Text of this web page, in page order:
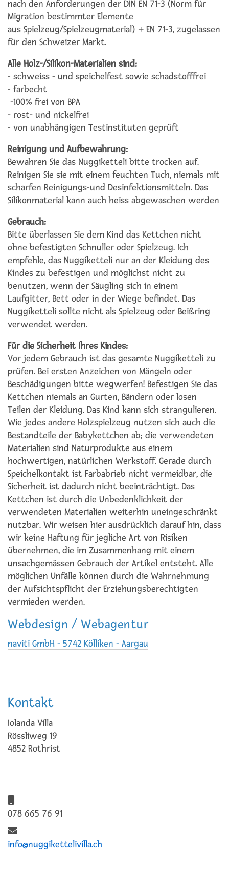
nach den Anforderungen der DIN EN 71-3 (Norm für
Migration bestimmter Elemente
aus Spielzeug/Spielzeugmaterial) + EN 71-3, zugelassen
für den Schweizer Markt.
Alle Holz-/Silikon-Materialien sind:
- schweiss - und speichelfest sowie schadstofffrei
- farbecht
-100% frei von BPA
- rost- und nickelfrei
- von unabhängigen Testinstituten geprüft
Reinigung und Aufbewahrung:
Bewahren Sie das Nuggiketteli bitte trocken auf.
Reinigen Sie sie mit einem feuchten Tuch, niemals mit
scharfen Reinigungs-und Desinfektionsmitteln. Das
Silikonmaterial kann auch heiss abgewaschen werden
Gebrauch:
Bitte überlassen Sie dem Kind das Kettchen nicht
ohne befestigten Schnuller oder Spielzeug. Ich
empfehle, das Nuggiketteli nur an der Kleidung des
Kindes zu befestigen und möglichst nicht zu
benutzen, wenn der Säugling sich in einem
Laufgitter, Bett oder in der Wiege befindet. Das
Nuggiketteli sollte nicht als Spielzeug oder Beißring
verwendet werden.
Für die Sicherheit Ihres Kindes:
Vor jedem Gebrauch ist das gesamte Nuggiketteli zu
prüfen. Bei ersten Anzeichen von Mängeln oder
Beschädigungen bitte wegwerfen! Befestigen Sie das
Kettchen niemals an Gurten, Bändern oder losen
Teilen der Kleidung. Das Kind kann sich strangulieren.
Wie jedes andere Holzspielzeug nutzen sich auch die
Bestandteile der Babykettchen ab; die verwendeten
Materialien sind Naturprodukte aus einem
hochwertigen, natürlichen Werkstoff. Gerade durch
Speichelkontakt ist Farbabrieb nicht vermeidbar, die
Sicherheit ist dadurch nicht beeinträchtigt. Das
Kettchen ist durch die Unbedenklichkeit der
verwendeten Materialien weiterhin uneingeschränkt
nutzbar. Wir weisen hier ausdrücklich darauf hin, dass
wir keine Haftung für jegliche Art von Risiken
übernehmen, die im Zusammenhang mit einem
unsachgemässen Gebrauch der Artikel entsteht. Alle
möglichen Unfälle können durch die Wahrnehmung
der Aufsichtspflicht der Erziehungsberechtigten
vermieden werden.
Webdesign / Webagentur
naviti GmbH - 5742 Kölliken - Aargau
Kontakt
Iolanda Villa
Rössliweg 19
4852 Rothrist
078 665 76 91
info@nuggikettelivilla.ch